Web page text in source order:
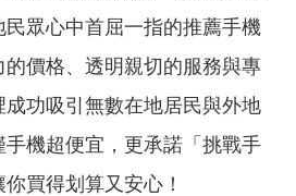
眾心中首屈一指的推薦手機
的價格、透明親切的服務與專
功吸引無數在地居民與外地
機超便宜，更承諾「挑戰手
買得划算又安心！